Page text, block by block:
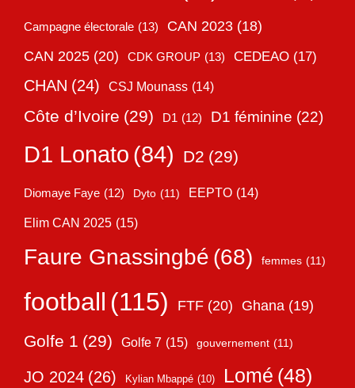
Campagne électorale (13) CAN 2023 (18)
CAN 2025 (20) CDK GROUP (13) CEDEAO (17)
CHAN (24) CSJ Mounass (14)
Côte d’Ivoire (29) D1 (12) D1 féminine (22)
D1 Lonato (84) D2 (29)
Diomaye Faye (12) Dyto (11) EEPTO (14)
Elim CAN 2025 (15)
Faure Gnassingbé (68) femmes (11)
football (115) FTF (20) Ghana (19)
Golfe 1 (29) Golfe 7 (15) gouvernement (11)
JO 2024 (26) Kylian Mbappé (10) Lomé (48)